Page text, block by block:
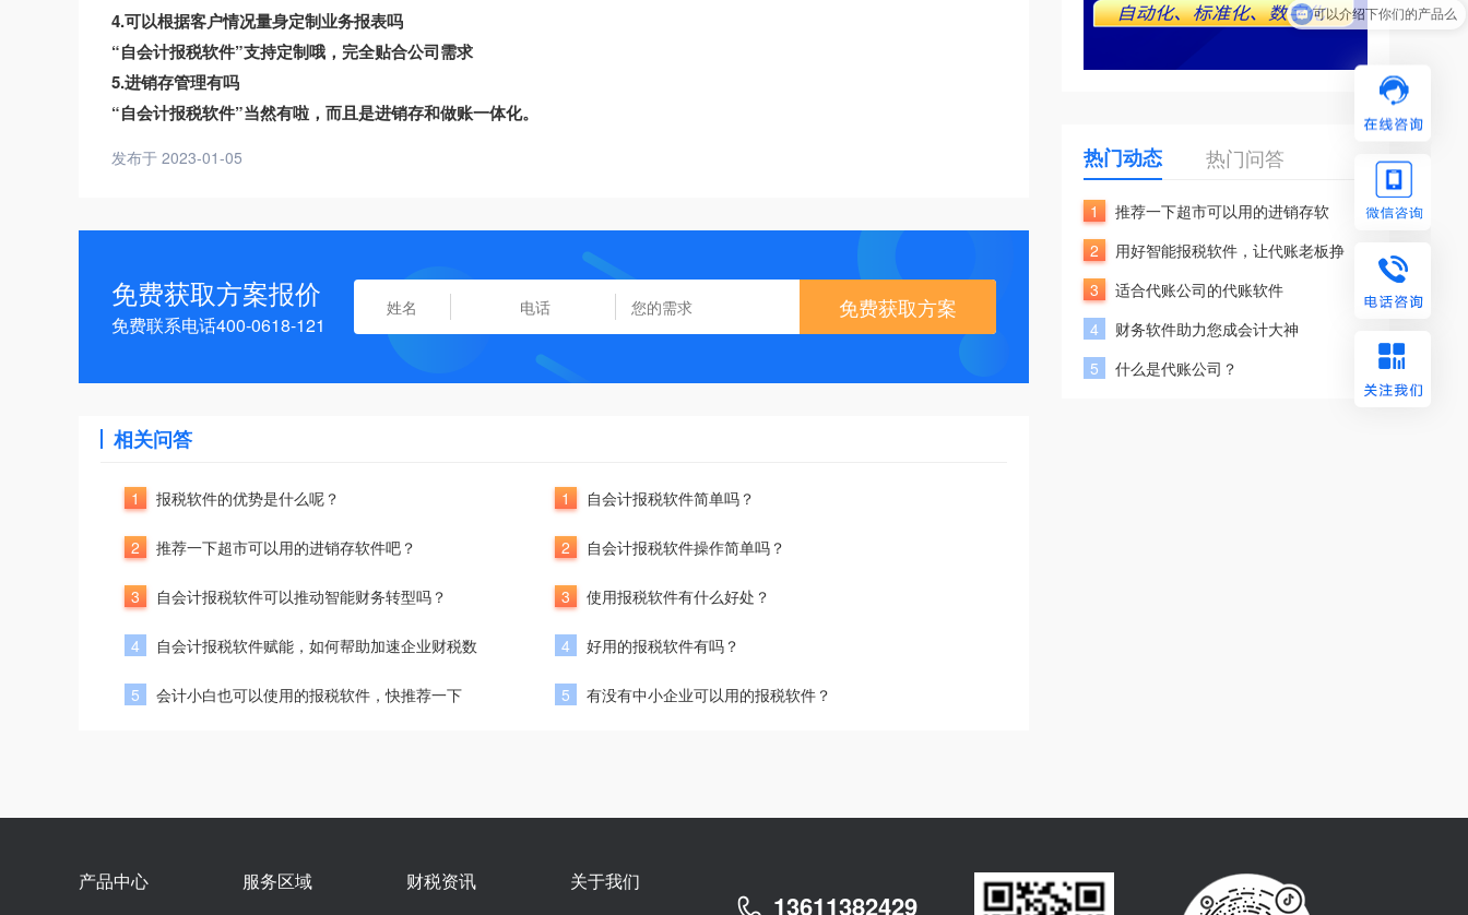
4.可以根据客户情况量身定制业务报表吗
“自会计报税软件”支持定制哦，完全贴合公司需求
5.进销存管理有吗
“自会计报税软件”当然有啦，而且是进销存和做账一体化。
发布于 2023-01-05
免费获取方案报价
免费联系电话400-0618-121
免费获取方案
相关问答
1 报税软件的优势是什么呢？
2 推荐一下超市可以用的进销存软件吧？
3 自会计报税软件可以推动智能财务转型吗？
4 自会计报税软件赋能，如何帮助加速企业财税数
5 会计小白也可以使用的报税软件，快推荐一下
1 自会计报税软件简单吗？
2 自会计报税软件操作简单吗？
3 使用报税软件有什么好处？
4 好用的报税软件有吗？
5 有没有中小企业可以用的报税软件？
热门动态 热门问答
1
推荐一下超市可以用的进销存软
2
用好智能报税软件，让代账老板挣
3
适合代账公司的代账软件
4
财务软件助力您成会计大神
5
什么是代账公司？
产品中心 服务区域 财税资讯 关于我们
13611382429
可以介绍下你们的产品么